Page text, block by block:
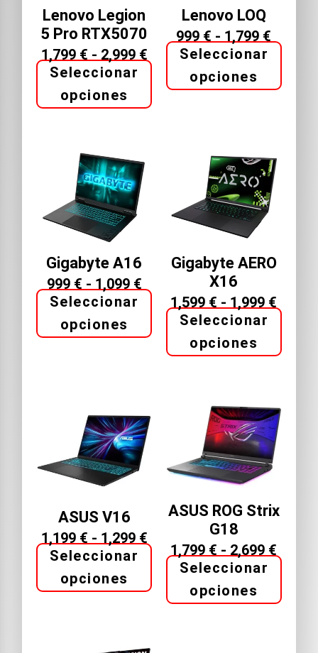
Lenovo Legion
5 Pro RTX5070
1,799 € - 2,999 €
Seleccionar
opciones
Lenovo LOQ
999 € - 1,799 €
Seleccionar
opciones
Gigabyte A16
999 € - 1,099 €
Seleccionar
opciones
Gigabyte AERO
X16
1,599 € - 1,999 €
Seleccionar
opciones
ASUS V16
1,199 € - 1,299 €
Seleccionar
opciones
ASUS ROG Strix
G18
1,799 € - 2,699 €
Seleccionar
opciones